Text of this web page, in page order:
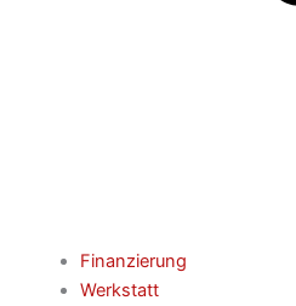
Finanzierung
Werkstatt